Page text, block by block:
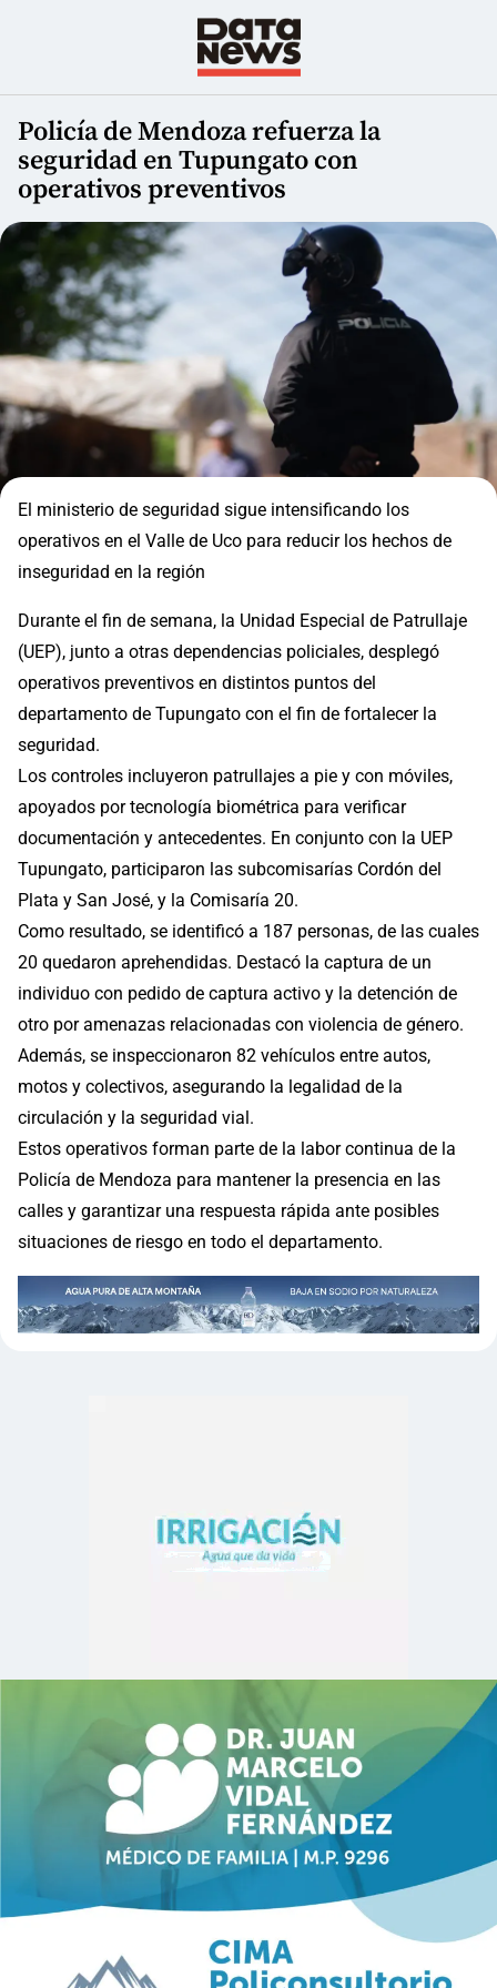
Policía de Mendoza refuerza la
seguridad en Tupungato con
operativos preventivos
El ministerio de seguridad sigue intensificando los
operativos en el Valle de Uco para reducir los hechos de
inseguridad en la región
Durante el fin de semana, la Unidad Especial de Patrullaje
(UEP), junto a otras dependencias policiales, desplegó
operativos preventivos en distintos puntos del
departamento de Tupungato con el fin de fortalecer la
seguridad.
Los controles incluyeron patrullajes a pie y con móviles,
apoyados por tecnología biométrica para verificar
documentación y antecedentes. En conjunto con la UEP
Tupungato, participaron las subcomisarías Cordón del
Plata y San José, y la Comisaría 20.
Como resultado, se identificó a 187 personas, de las cuales
20 quedaron aprehendidas. Destacó la captura de un
individuo con pedido de captura activo y la detención de
otro por amenazas relacionadas con violencia de género.
Además, se inspeccionaron 82 vehículos entre autos,
motos y colectivos, asegurando la legalidad de la
circulación y la seguridad vial.
Estos operativos forman parte de la labor continua de la
Policía de Mendoza para mantener la presencia en las
calles y garantizar una respuesta rápida ante posibles
situaciones de riesgo en todo el departamento.